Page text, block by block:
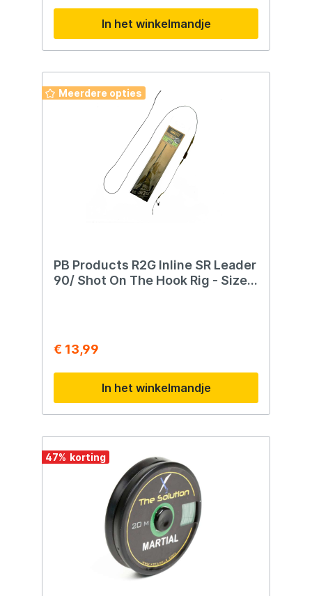
In het winkelmandje
Meerdere opties
PB Products R2G Inline SR Leader
90/ Shot On The Hook Rig - Size 6
€ 13,99
In het winkelmandje
47%